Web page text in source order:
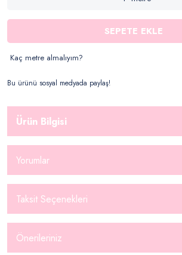
SEPETE EKLE
Kaç metre almalıyım?
Bu ürünü sosyal medyada paylaş!
Ürün Bilgisi
Yorumlar
Taksit Seçenekleri
Önerileriniz